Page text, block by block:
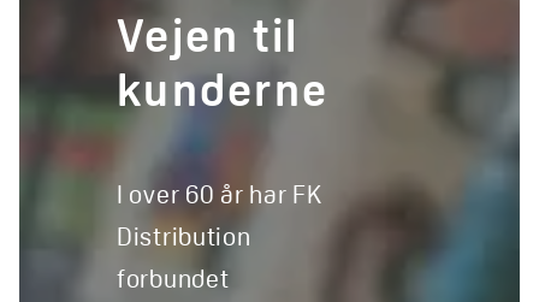
Vejen til kunderne
Vejen til
kunderne
I over 60 år har FK
Distribution
forbundet